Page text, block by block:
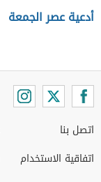
أدعية عصر الجمعة
اتصل بنا
اتفاقية الاستخدام